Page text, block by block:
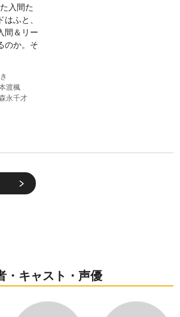
入間た
ふと、
間＆リー
のか。そ
渡楓
永千才
・キャスト・声優